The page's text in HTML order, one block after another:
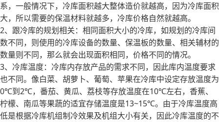
系，一般情况下，冷库面积越大整体造价就越高，因为冷库面积
大，所以需要的保温材料就越多，冷库价格自然就越高。
2、跟冷库的规划相关：相同面积大小的冷库，如规划的冷库间
数不同，则使用的冷库设备的数量、保温板的数量、相关辅材的
数量则不同，那么就会出现面积相同，价格不同的情况。
3、冷库温度：冷库内存放产品的需求不同，因此库内温度要求
也不同。像白菜、胡萝卜、葡萄、苹果在冷库中设定存放温度为
0℃到2℃，番茄、黄瓜、荔枝等存放温度在10℃左右，香蕉、
柠檬、南瓜等果蔬的适宜存储温度是13~15℃。由于冷库温度高
低是根据冷库机组制冷效果及机组大小有关，因此冷库温度的不